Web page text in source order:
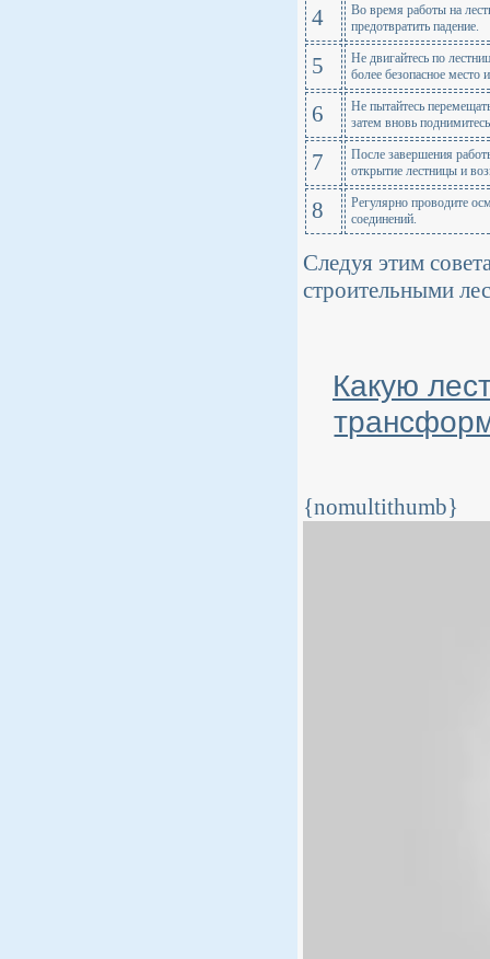
4
Во время работы на
предотвратить падение.
5
Не двигайтесь по
более безопасное место
6
Не пытайтесь
затем вновь
7
После завершения
открытие лестницы и
8
Регулярно проводите
соединений.
Следуя этим
строительными
Какую
{nomultithumb}